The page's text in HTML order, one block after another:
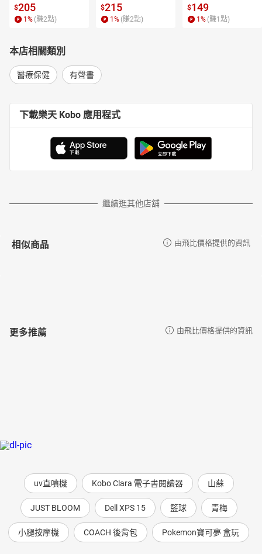
$205
1 % (賺2點)
$215
1 % (賺2點)
4【有聲書】
$149
1 % (賺1 點)
本店相關類別
醫療保健 有聲書
下載樂天 Kobo 應用程式
繼續逛其他店舖
相似商品 由飛比價格提供的資訊
更多推薦 由飛比價格提供的資訊
uv直噴機 Kobo Clara 電子書閱讀器 山蘇
JUST BLOOM Dell XPS 15 籃球 青梅
小腿按摩機 COACH 後背包 Pokemon寶可夢 盒玩